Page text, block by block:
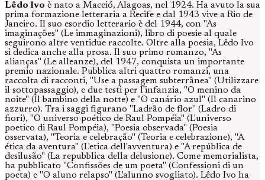
Lêdo Ivo è nato a Maceió, Alagoas, nel 1924. Ha avuto la sua
prima formazione letteraria a Recife e dal 1943 vive a Rio de
Janeiro. Il suo esordio letterario è del 1944, con "As
imaginações" (Le immaginazioni), libro di poesie al quale
seguirono altre ventidue raccolte. Oltre alla poesia, Lêdo Ivo
si dedica anche alla prosa. Il suo primo romanzo, "As
alianças" (Le alleanze), del 1947, conquista un importante
premio nazionale. Pubblica altri quattro romanzi, una
raccolta di racconti, "Use a passagem subterrânea" (Utilizzare
il sottopassaggio), e due testi per l'infanzia, "O menino da
noite" (Il bambino della notte) e "O canário azul" (Il canarino
azzurro). Tra i saggi figurano "Ladrão de flor" (Ladro di
fiori), "O universo poético de Raul Pompéia" (L'universo
poetico di Raul Pompéia), "Poesia observada" (Poesia
osservata), "Teoria e celebração" (Teoria e celebrazione), "A
ética da aventura" (L'etica dell'avventura) e "A república de
desilusão" (La repubblica della delusione). Come memorialista,
ha pubblicato "Confissões de um poeta" (Confessioni di un
poeta) e "O aluno relapso" (L'alunno svogliato). Lêdo Ivo ha